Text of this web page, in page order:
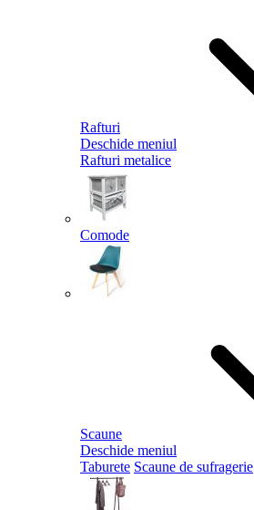
Rafturi
Deschide meniul
Rafturi metalice
Comode
Scaune
Deschide meniul
Taburete Scaune de sufragerie